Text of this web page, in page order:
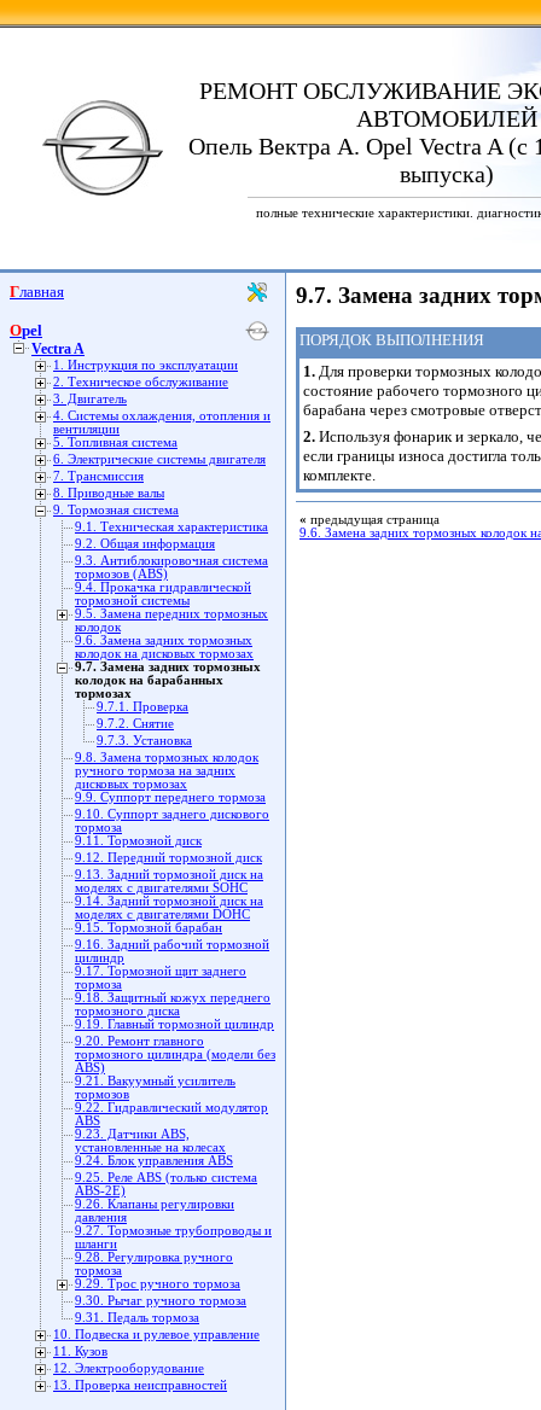
РЕМОНТ ОБСЛУЖИВАНИЕ
АВТОМОБИЛЕЙ
Опель Вектра А. Opel Vectra A (с
выпуска)
полные технические характеристики.
Главная
Opel
Vectra A
1. Инструкция по эксплуатации
2. Техническое обслуживание
3. Двигатель
4. Системы охлаждения, отопления и
вентиляции
5. Топливная система
6. Электрические системы двигателя
7. Трансмиссия
8. Приводные валы
9. Тормозная система
9.1. Техническая характеристика
9.2. Общая информация
9.3. Антиблокировочная система
тормозов (ABS)
9.4. Прокачка гидравлической
тормозной системы
9.5. Замена передних тормозных
колодок
9.6. Замена задних тормозных
колодок на дисковых тормозах
9.7. Замена задних тормозных
колодок на барабанных
тормозах
9.7.1. Проверка
9.7.2. Снятие
9.7.3. Установка
9.8. Замена тормозных колодок
ручного тормоза на задних
дисковых тормозах
9.9. Суппорт переднего тормоза
9.10. Суппорт заднего дискового
тормоза
9.11. Тормозной диск
9.12. Передний тормозной диск
9.13. Задний тормозной диск на
моделях с двигателями SOHC
9.14. Задний тормозной диск на
моделях с двигателями DOHC
9.15. Тормозной барабан
9.16. Задний рабочий тормозной
цилиндр
9.17. Тормозной щит заднего
тормоза
9.18. Защитный кожух переднего
тормозного диска
9.19. Главный тормозной цилиндр
9.20. Ремонт главного
тормозного цилиндра (модели без
ABS)
9.21. Вакуумный усилитель
тормозов
9.22. Гидравлический модулятор
ABS
9.23. Датчики ABS,
установленные на колесах
9.24. Блок управления ABS
9.25. Реле ABS (только система
ABS-2Е)
9.26. Клапаны регулировки
давления
9.27. Тормозные трубопроводы и
шланги
9.28. Регулировка ручного
тормоза
9.29. Трос ручного тормоза
9.30. Рычаг ручного тормоза
9.31. Педаль тормоза
10. Подвеска и рулевое управление
11. Кузов
12. Электрооборудование
13. Проверка неисправностей
9.7. Замена задних
ПОРЯДОК ВЫПОЛНЕНИЯ
1. Для проверки тормозных
состояние рабочего тормозного
барабана через смотровые
2. Используя фонарик и зеркало,
если границы износа достигла
комплекте.
« предыдущая страница
9.6. Замена задних тормозных колодок